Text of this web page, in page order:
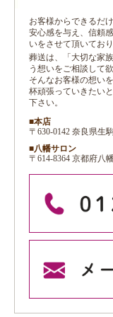
お客様からできるだ
安心感を与え、信頼
いをさせて頂いており
葬送は、「大切な家
う想いをご相談して
そんなお客様の想い
杯頑張っていきたい
下さい。
■本店
〒630-0142 奈良県生
■八幡サロン
〒614-8364 京都府八